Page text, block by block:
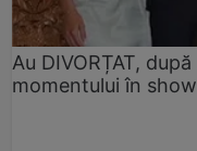
Au DIVORȚAT,
momentului în